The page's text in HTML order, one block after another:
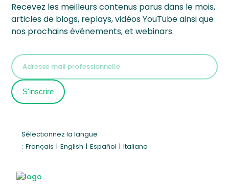
Recevez les meilleurs contenus parus dans le mois,
articles de blogs, replays, vidéos YouTube ainsi que
nos prochains événements, et webinars.
Sélectionnez la langue
: Français | English | Español | Italiano